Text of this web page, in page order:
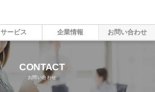
サービス 企業情報 お問い合わせ
CONTACT
お問い合わせ